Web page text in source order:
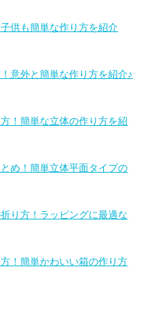
供も簡単な作り方を紹介
意外と簡単な作り方を紹介♪
！簡単な立体の作り方を紹
め！簡単立体平面タイプの
り方！ラッピングに最適な
！簡単かわいい箱の作り方